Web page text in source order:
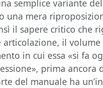
semplice variante
una mera
il sapere critico che
il
in cui essa «si fa
prima ancora
del manuale ha